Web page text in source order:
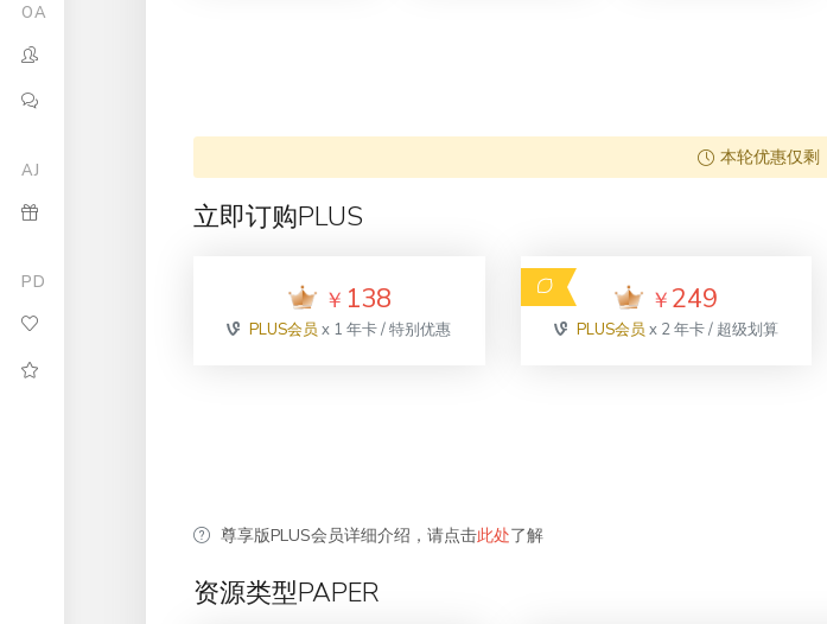
OA
AJ
PD
本轮优惠仅剩
立即订购PLUS
￥ 138
PLUS会员x 1 年卡 / 特别优惠
￥ 249
PLUS会员x 2 年卡 / 超级划算
尊享版PLUS会员详细介绍，请点击此处了解
资源类型PAPER